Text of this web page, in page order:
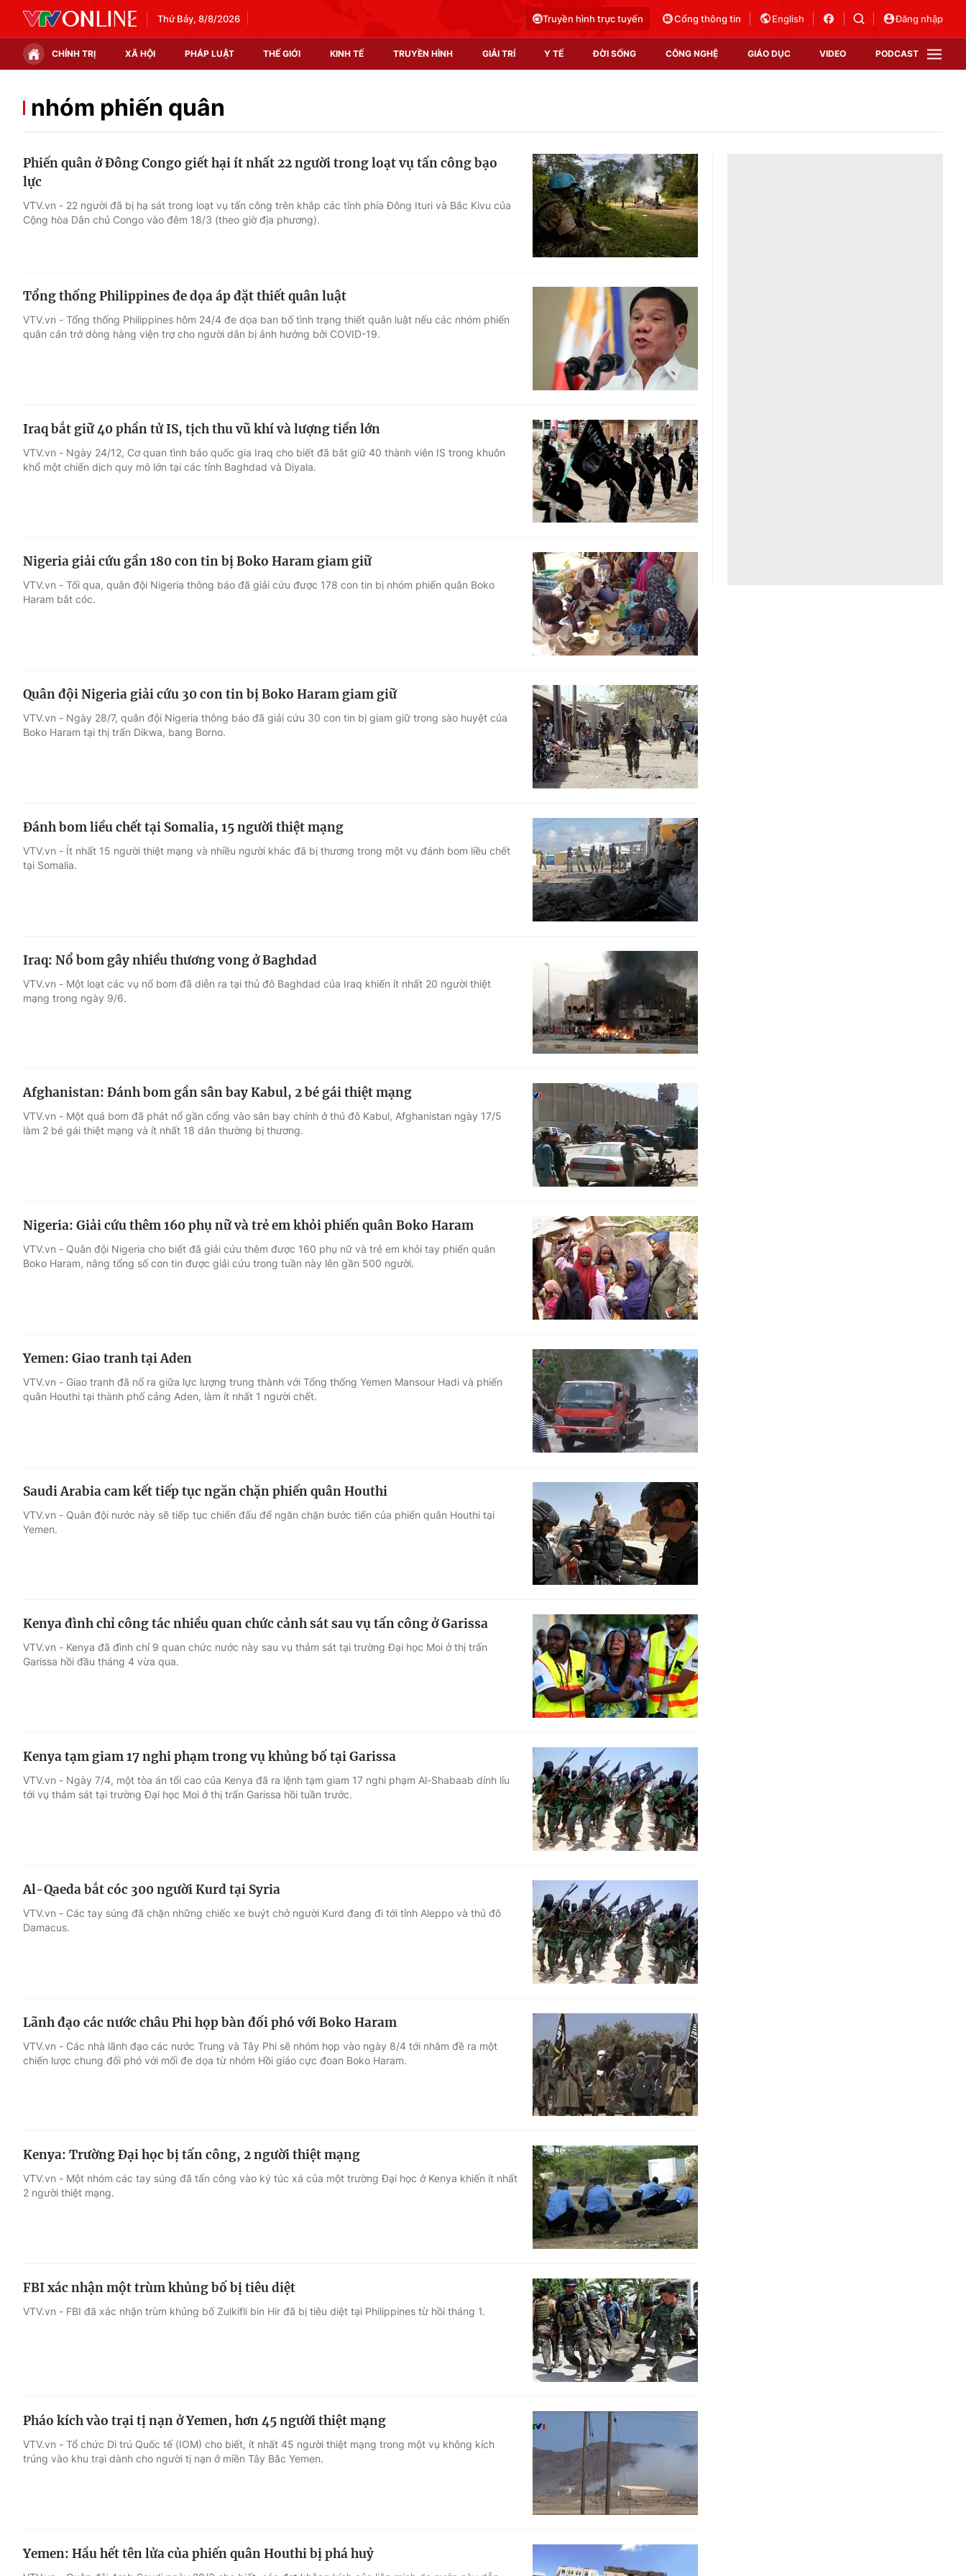
Thứ Bảy, 8/8/2026 Truyền hình trực tuyến Cổng thông tin English Đăng nhập
CHÍNH TRỊ XÃ HỘI PHÁP LUẬT THẾ GIỚI KINH TẾ TRUYỀN HÌNH GIẢI TRÍ Y TẾ ĐỜI SỐNG CÔNG NGHỆ GIÁO DỤC VIDEO PODCAST
Chính trị Xã hội
Tin tức
Thế giới đó đây
Câu chuyện quốc tế
Thị trường
Góc doanh nghiệp
Hậu trường
Video
Shorts video
Podcast
EMagazine
Photo
Infographic
Góc ảnh
Điện ảnh
Âm nhạc
Sao
Du lịch
Làm đẹp
Chất lượng cuộc sống
Học trực tuyến
Công nghệ
Hitech Công nghệ tương lai
Sản phẩm
Thị trường
Tư vấn
VTV Sức khoẻ
nhóm phiến quân
Phiến quân ở Đông Congo giết hại ít nhất 22 người trong loạt vụ tấn công bạo
lực
VTV.vn - 22 người đã bị hạ sát trong loạt vụ tấn công trên khắp các tỉnh phía Đông Ituri và Bắc Kivu của
Cộng hòa Dân chủ Congo vào đêm 18/3 (theo giờ địa phương).
Tổng thống Philippines đe dọa áp đặt thiết quân luật
VTV.vn - Tổng thống Philippines hôm 24/4 đe dọa ban bố tình trạng thiết quân luật nếu các nhóm phiến
quân cản trở dòng hàng viện trợ cho người dân bị ảnh hưởng bởi COVID-19.
Iraq bắt giữ 40 phần tử IS, tịch thu vũ khí và lượng tiền lớn
VTV.vn - Ngày 24/12, Cơ quan tình báo quốc gia Iraq cho biết đã bắt giữ 40 thành viên IS trong khuôn
khổ một chiến dịch quy mô lớn tại các tỉnh Baghdad và Diyala.
Nigeria giải cứu gần 180 con tin bị Boko Haram giam giữ
VTV.vn - Tối qua, quân đội Nigeria thông báo đã giải cứu được 178 con tin bị nhóm phiến quân Boko
Haram bắt cóc.
Quân đội Nigeria giải cứu 30 con tin bị Boko Haram giam giữ
VTV.vn - Ngày 28/7, quân đội Nigeria thông báo đã giải cứu 30 con tin bị giam giữ trong sào huyệt của
Boko Haram tại thị trấn Dikwa, bang Borno.
Đánh bom liều chết tại Somalia, 15 người thiệt mạng
VTV.vn - Ít nhất 15 người thiệt mạng và nhiều người khác đã bị thương trong một vụ đánh bom liều chết
tại Somalia.
Iraq: Nổ bom gây nhiều thương vong ở Baghdad
VTV.vn - Một loạt các vụ nổ bom đã diễn ra tại thủ đô Baghdad của Iraq khiến ít nhất 20 người thiệt
mạng trong ngày 9/6.
Afghanistan: Đánh bom gần sân bay Kabul, 2 bé gái thiệt mạng
VTV.vn - Một quả bom đã phát nổ gần cổng vào sân bay chính ở thủ đô Kabul, Afghanistan ngày 17/5
làm 2 bé gái thiệt mạng và ít nhất 18 dân thường bị thương.
Nigeria: Giải cứu thêm 160 phụ nữ và trẻ em khỏi phiến quân Boko Haram
VTV.vn - Quân đội Nigeria cho biết đã giải cứu thêm được 160 phụ nữ và trẻ em khỏi tay phiến quân
Boko Haram, nâng tổng số con tin được giải cứu trong tuần này lên gần 500 người.
Yemen: Giao tranh tại Aden
VTV.vn - Giao tranh đã nổ ra giữa lực lượng trung thành với Tổng thống Yemen Mansour Hadi và phiến
quân Houthi tại thành phố cảng Aden, làm ít nhất 1 người chết.
Saudi Arabia cam kết tiếp tục ngăn chặn phiến quân Houthi
VTV.vn - Quân đội nước này sẽ tiếp tục chiến đấu để ngăn chặn bước tiến của phiến quân Houthi tại
Yemen.
Kenya đình chỉ công tác nhiều quan chức cảnh sát sau vụ tấn công ở Garissa
VTV.vn - Kenya đã đình chỉ 9 quan chức nước này sau vụ thảm sát tại trường Đại học Moi ở thị trấn
Garissa hồi đầu tháng 4 vừa qua.
Kenya tạm giam 17 nghi phạm trong vụ khủng bố tại Garissa
VTV.vn - Ngày 7/4, một tòa án tối cao của Kenya đã ra lệnh tạm giam 17 nghi phạm Al-Shabaab dính líu
tới vụ thảm sát tại trường Đại học Moi ở thị trấn Garissa hồi tuần trước.
Al-Qaeda bắt cóc 300 người Kurd tại Syria
VTV.vn - Các tay súng đã chặn những chiếc xe buýt chở người Kurd đang đi tới tỉnh Aleppo và thủ đô
Damacus.
Lãnh đạo các nước châu Phi họp bàn đối phó với Boko Haram
VTV.vn - Các nhà lãnh đạo các nước Trung và Tây Phi sẽ nhóm họp vào ngày 8/4 tới nhằm đề ra một
chiến lược chung đối phó với mối đe dọa từ nhóm Hồi giáo cực đoan Boko Haram.
Kenya: Trường Đại học bị tấn công, 2 người thiệt mạng
VTV.vn - Một nhóm các tay súng đã tấn công vào ký túc xá của một trường Đại học ở Kenya khiến ít nhất
2 người thiệt mạng.
FBI xác nhận một trùm khủng bố bị tiêu diệt
VTV.vn - FBI đã xác nhận trùm khủng bố Zulkifli bin Hir đã bị tiêu diệt tại Philippines từ hồi tháng 1.
Pháo kích vào trại tị nạn ở Yemen, hơn 45 người thiệt mạng
VTV.vn - Tổ chức Di trú Quốc tế (IOM) cho biết, ít nhất 45 người thiệt mạng trong một vụ không kích
trúng vào khu trại dành cho người tị nạn ở miền Tây Bắc Yemen.
Yemen: Hầu hết tên lửa của phiến quân Houthi bị phá huỷ